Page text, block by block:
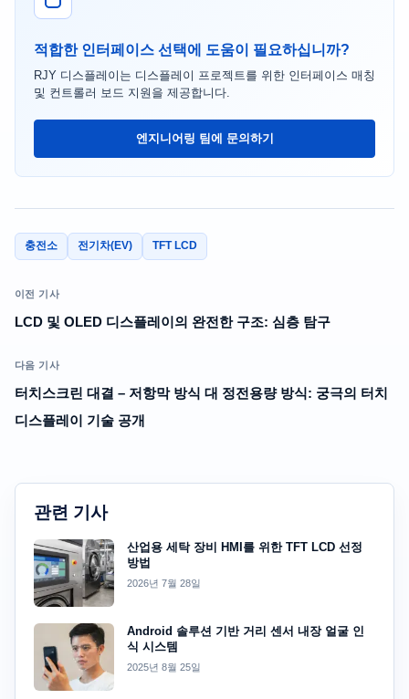
적합한 인터페이스 선택에 도움이 필요하십니까?
RJY 디스플레이는 디스플레이 프로젝트를 위한 인터페이스 매칭
및 컨트롤러 보드 지원을 제공합니다.
엔지니어링 팀에 문의하기
충전소 전기차(EV) TFT LCD
이전 기사
LCD 및 OLED 디스플레이의 완전한 구조: 심층 탐구
다음 기사
터치스크린 대결 – 저항막 방식 대 정전용량 방식: 궁극의 터치
디스플레이 기술 공개
관련 기사
산업용 세탁 장비 HMI를 위한 TFT LCD 선정
방법
2026년 7월 28일
Android 솔루션 기반 거리 센서 내장 얼굴 인
식 시스템
2025년 8월 25일